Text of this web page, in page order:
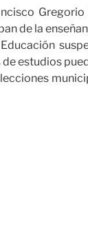
de la
estudios